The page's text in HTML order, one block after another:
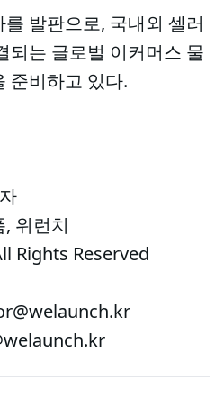
발판으로, 국내외 셀러
되는 글로벌 이커머스 물
준비하고 있다.
위런치
Rights Reserved